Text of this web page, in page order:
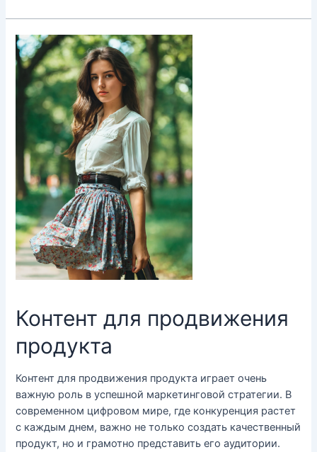
продукта
Контент для продвижения
продукта
Контент для продвижения продукта играет очень
важную роль в успешной маркетинговой стратегии. В
современном цифровом мире, где конкуренция растет
с каждым днем, важно не только создать качественный
продукт, но и грамотно представить его аудитории.